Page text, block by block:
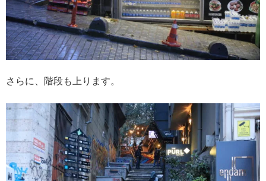
さらに、階段も上ります。